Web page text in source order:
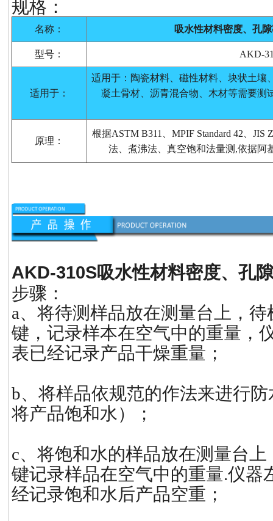
规格：
名称： 吸水性材料密度、孔
型号： AKD-
适用于：
适用于：陶瓷材料、磁性材料、块状土壤
凝土骨材、沥青混合物、木材等需要测
原理：
根据ASTM B311、MPIF Standard 42、
法、煮沸法、真空饱和法量测,依据阿
AKD-310S吸水性材料密度、孔
步骤：
a、将待测样品放在测量台上，
键，记录样本在空气中的重量，
表已经记录产品干燥重量；
b、将样品依规范的作法来进行
将产品饱和水）；
c、将饱和水的样品放在测量台
键记录样品在空气中的重量.仪器
经记录饱和水后产品空重；